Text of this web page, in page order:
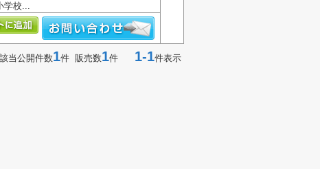
学校...
該当公開件数1件 販売数1件 1-1件表示